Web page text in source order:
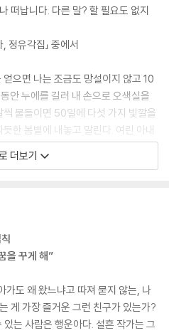
떠납니다. 다른 말? 할 필요도 없지
정유각집」 중에서
으면 나는 조금도 망설이지 않고 10
안 누에를 길러 내 손으로 오색실을
물들이면 50일에 다섯 가지 빛깔을
한 봄볕에 내놓고 말린다. 여린 아내
의 얼굴을 수놓게 한다. 고운 비단으
아 축을 만든다. 뾰족하고 험준한 산
전서」 중에서
저에겐 아버지가 있는데, 아버지에겐
는 어디에 있어요? 아버지도 어머니
이를 무릎 아래로 밀쳤습니다. 그러
에서
더보기
을 꾸게 해”
가도 왜 왔느냐고 따져 묻지 않는, 나
게 가장 즐거운 그런 친구가 있는가?
는 사람은 행운아다. 설흔 작가는 그